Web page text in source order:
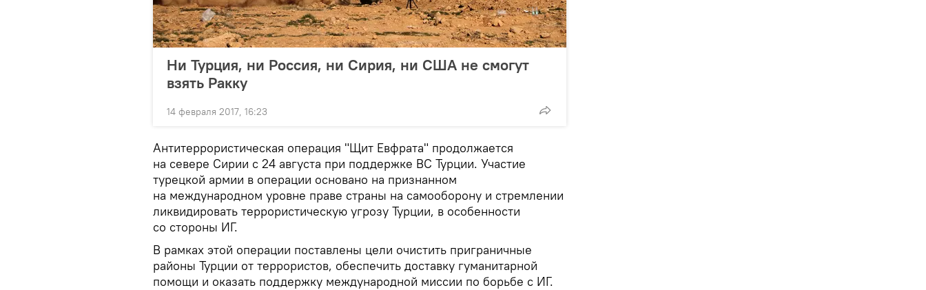
Ни Турция, ни Россия, ни Сирия, ни США не смогут
взять Ракку
14 февраля 2017, 16:23
Антитеррористическая операция "Щит Евфрата" продолжается
на севере Сирии с 24 августа при поддержке ВС Турции. Участие
турецкой армии в операции основано на признанном
на международном уровне праве страны на самооборону и стремлении
ликвидировать террористическую угрозу Турции, в особенности
со стороны ИГ.
В рамках этой операции поставлены цели очистить приграничные
районы Турции от террористов, обеспечить доставку гуманитарной
помощи и оказать поддержку международной миссии по борьбе с ИГ.